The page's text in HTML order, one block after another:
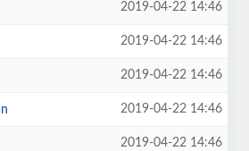
2019-04-22 14:46
2019-04-22 14:46
2019-04-22 14:46
2019-04-22 14:46
2019-04-22 14:46